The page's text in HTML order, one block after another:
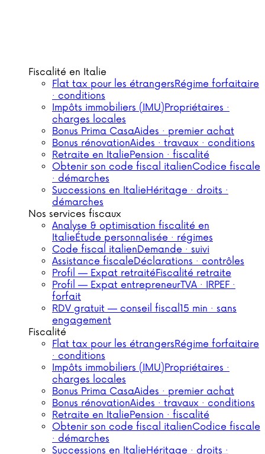
Fiscalité en Italie
Flat tax pour les étrangersRégime forfaitaire
· conditions
Impôts immobiliers (IMU)Propriétaires ·
charges locales
Bonus Prima CasaAides · premier achat
Bonus rénovationAides · travaux · conditions
Retraite en ItaliePension · fiscalité
Obtenir son code fiscal italienCodice fiscale
· démarches
Successions en ItalieHéritage · droits ·
démarches
Nos services fiscaux
Analyse & optimisation fiscalité en
ItalieÉtude personnalisée · régimes
Code fiscal italienDemande · suivi
Assistance fiscaleDéclarations · contrôles
Profil — Expat retraitéFiscalité retraite
Profil — Expat entrepreneurTVA · IRPEF ·
forfait
RDV gratuit — conseil fiscal15 min · sans
engagement
Fiscalité
Flat tax pour les étrangersRégime forfaitaire
· conditions
Impôts immobiliers (IMU)Propriétaires ·
charges locales
Bonus Prima CasaAides · premier achat
Bonus rénovationAides · travaux · conditions
Retraite en ItaliePension · fiscalité
Obtenir son code fiscal italienCodice fiscale
· démarches
Successions en ItalieHéritage · droits ·